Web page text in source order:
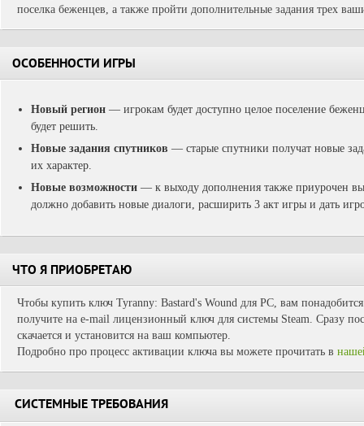
поселка беженцев, а также пройти дополнительные задания трех
ОСОБЕННОСТИ ИГРЫ
Новый регион — игрокам будет доступно целое поселение
будет решить.
Новые задания спутников — старые спутники получат новые
их характер.
Новые возможности — к выходу дополнения также приурочен
должно добавить новые диалоги, расширить 3 акт игры и дать
ЧТО Я ПРИОБРЕТАЮ
Чтобы купить ключ Tyranny: Bastard's Wound для PC, вам
получите на e-mail лицензионный ключ для системы Steam. Сразу
скачается и установится на ваш компьютер.
Подробно про процесс активации ключа вы можете прочитать в
СИСТЕМНЫЕ ТРЕБОВАНИЯ